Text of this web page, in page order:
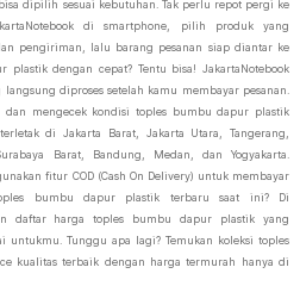
dipilih sesuai kebutuhan. Tak perlu repot pergi ke
di smartphone, pilih produk yang
pengiriman, lalu barang pesanan siap diantar ke
dengan cepat? Tentu bisa! JakartaNotebook
diproses setelah kamu membayar pesanan.
mengecek kondisi toples bumbu dapur plastik
di Jakarta Barat, Jakarta Utara, Tangerang,
Barat, Bandung, Medan, dan Yogyakarta.
fitur COD (Cash On Delivery) untuk membayar
bumbu dapur plastik terbaru saat ini? Di
daftar harga toples bumbu dapur plastik yang
Tunggu apa lagi? Temukan koleksi toples
kualitas terbaik dengan harga termurah hanya di